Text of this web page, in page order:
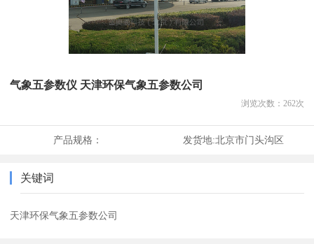
气象五参数仪 天津环保气象五参数公司
浏览次数： 262次
产品规格： 发货地:北京市门头沟区
关键词
天津环保气象五参数公司